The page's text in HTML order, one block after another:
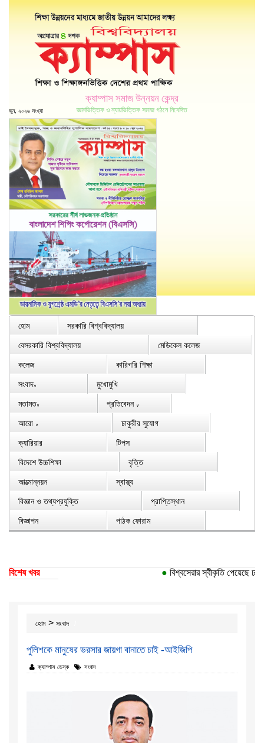
ক্যাম্পাস সমাজ উন্নয়ন কেন্দ্র
জ্ঞানভিত্তিক ও ন্যায়ভিত্তিক সমাজ গঠনে নিবেদিত
জুন, ২০২৬ সংখ্যা
হোম
সরকারি বিশ্ববিদ্যালয়
বেসরকারি বিশ্ববিদ্যালয়
মেডিকেল কলেজ
কলেজ
কারিগরি শিক্ষা
সংবাদ∨
মুখোমুখি
মতামত∨ প্রতিবেদন ∨
আরো ∨
চাকুরীর সুযোগ
ক্যারিয়ার
টিপস
বিদেশে উচ্চশিক্ষা
বৃত্তি
আত্মোন্নয়ন
স্বাস্থ্য
বিজ্ঞান ও তথ্যপ্রযুক্তি
প্রাপ্তিস্থান
বিজ্ঞাপন
পাঠক ফোরাম
বিশেষ খবর বিশ্বসেরার স্বীকৃতি পেয়েছে ঢাকা
হোম > সংবাদ
পুলিশকে মানুষের ভরসার জায়গা বানাতে চাই -আইজিপি
ক্যাম্পাস ডেস্ক সংবাদ